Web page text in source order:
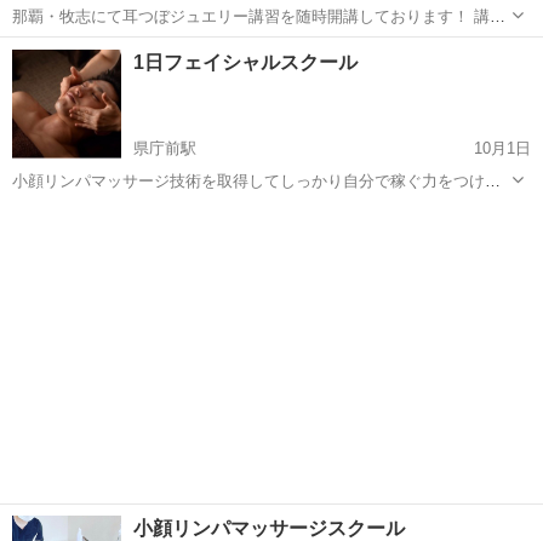
那覇・牧志にて耳つぼジュエリー講習を随時開講しております！ 講師
歴10年、東京・神戸・タイ・ヨーロッパ等でもスクールを開講し、沢
山の生徒さんがサロン開業もされています。 当サロンのディプロマ発
行可能！ 実技有り...
沖縄 那覇市 美栄橋駅
1日フェイシャルスクール
県庁前駅
10月1日
小顔リンパマッサージ技術を取得してしっかり自分で稼ぐ力をつけま
小顔リンパマッサージスクール